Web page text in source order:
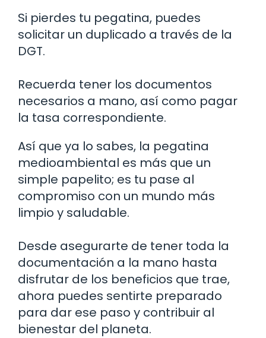
Si pierdes tu pegatina, puedes
solicitar un duplicado a través de la
DGT.
Recuerda tener los documentos
necesarios a mano, así como pagar
la tasa correspondiente.
Así que ya lo sabes, la pegatina
medioambiental es más que un
simple papelito; es tu pase al
compromiso con un mundo más
limpio y saludable.
Desde asegurarte de tener toda la
documentación a la mano hasta
disfrutar de los beneficios que trae,
ahora puedes sentirte preparado
para dar ese paso y contribuir al
bienestar del planeta.